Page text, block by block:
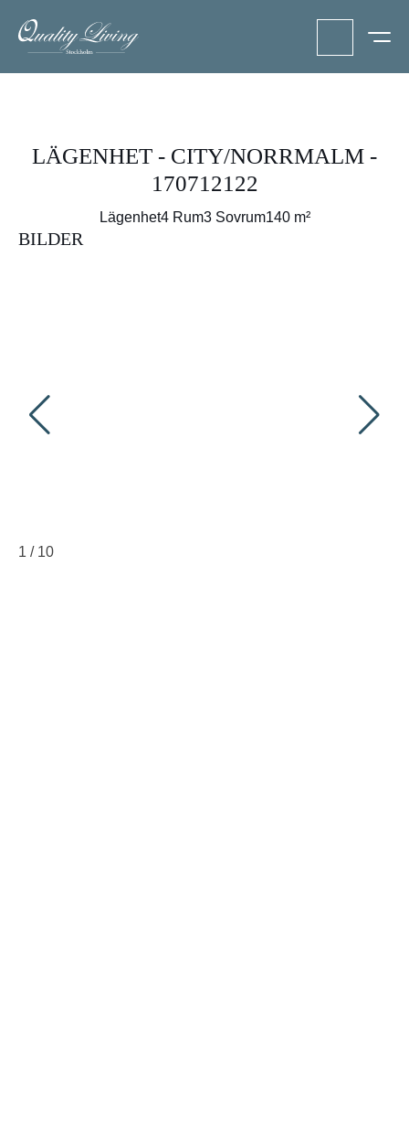
LÄGENHET - CITY/NORRMALM -
170712122
Lägenhet4 Rum3 Sovrum140 m²
BILDER
1 / 10